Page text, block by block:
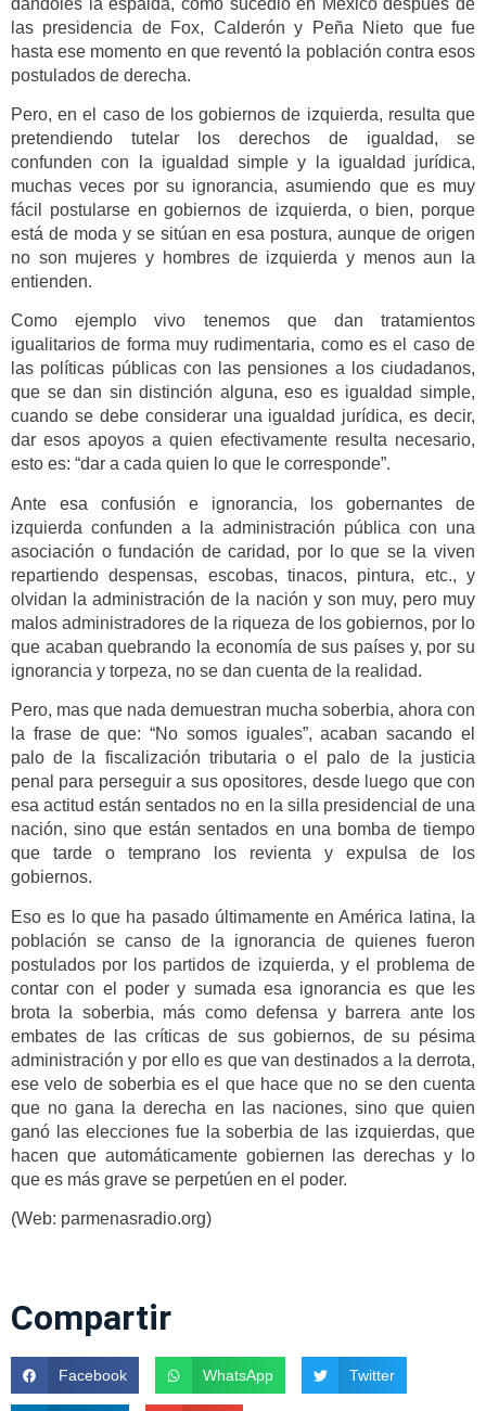
las presidencia de Fox, Calderón y Peña Nieto que fue
hasta ese momento en que reventó la población contra esos
postulados de derecha.
Pero, en el caso de los gobiernos de izquierda, resulta que
pretendiendo tutelar los derechos de igualdad, se
confunden con la igualdad simple y la igualdad jurídica,
muchas veces por su ignorancia, asumiendo que es muy
fácil postularse en gobiernos de izquierda, o bien, porque
está de moda y se sitúan en esa postura, aunque de origen
no son mujeres y hombres de izquierda y menos aun la
entienden.
Como ejemplo vivo tenemos que dan tratamientos
igualitarios de forma muy rudimentaria, como es el caso de
las políticas públicas con las pensiones a los ciudadanos,
que se dan sin distinción alguna, eso es igualdad simple,
cuando se debe considerar una igualdad jurídica, es decir,
dar esos apoyos a quien efectivamente resulta necesario,
esto es: “dar a cada quien lo que le corresponde”.
Ante esa confusión e ignorancia, los gobernantes de
izquierda confunden a la administración pública con una
asociación o fundación de caridad, por lo que se la viven
repartiendo despensas, escobas, tinacos, pintura, etc., y
olvidan la administración de la nación y son muy, pero muy
malos administradores de la riqueza de los gobiernos, por lo
que acaban quebrando la economía de sus países y, por su
ignorancia y torpeza, no se dan cuenta de la realidad.
Pero, mas que nada demuestran mucha soberbia, ahora con
la frase de que: “No somos iguales”, acaban sacando el
palo de la fiscalización tributaria o el palo de la justicia
penal para perseguir a sus opositores, desde luego que con
esa actitud están sentados no en la silla presidencial de una
nación, sino que están sentados en una bomba de tiempo
que tarde o temprano los revienta y expulsa de los
gobiernos.
Eso es lo que ha pasado últimamente en América latina, la
población se canso de la ignorancia de quienes fueron
postulados por los partidos de izquierda, y el problema de
contar con el poder y sumada esa ignorancia es que les
brota la soberbia, más como defensa y barrera ante los
embates de las críticas de sus gobiernos, de su pésima
administración y por ello es que van destinados a la derrota,
ese velo de soberbia es el que hace que no se den cuenta
que no gana la derecha en las naciones, sino que quien
ganó las elecciones fue la soberbia de las izquierdas, que
hacen que automáticamente gobiernen las derechas y lo
que es más grave se perpetúen en el poder.
(Web: parmenasradio.org)
Compartir
Facebook WhatsApp Twitter